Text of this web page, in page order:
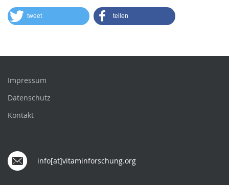
tweet teilen
Impressum
Datenschutz
Kontakt
info[at]vitaminforschung.org